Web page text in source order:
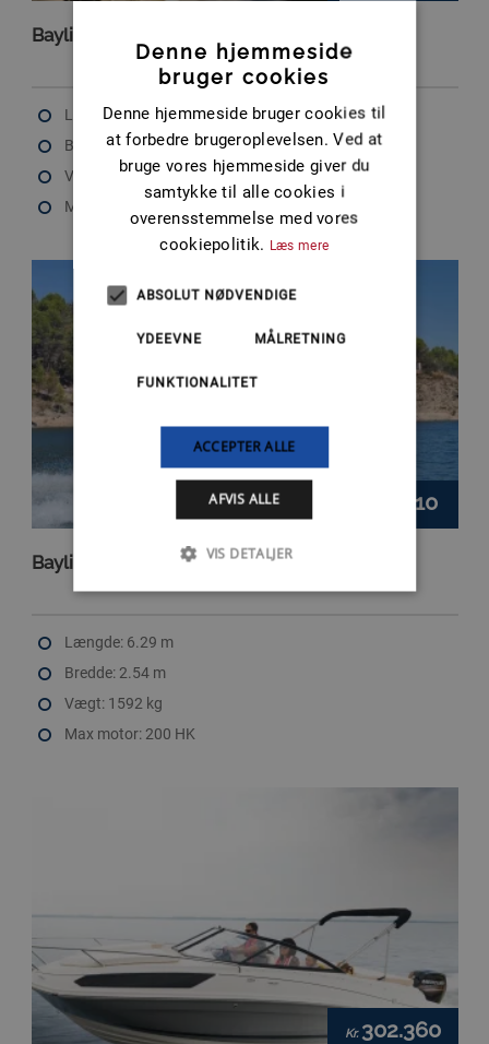
Bayliner VR5 OB
Længde: 6.23 m
Bredde: 2.44 m
Vægt: 1450 kg
Max motor: 200 HK
251.510
Bayliner V20 OB
Længde: 6.29 m
Bredde: 2.54 m
Vægt: 1592 kg
Max motor: 200 HK
Kr. 302.360
Denne hjemmeside
bruger cookies
Denne hjemmeside bruger cookies til
at forbedre brugeroplevelsen. Ved at
bruge vores hjemmeside giver du
samtykke til alle cookies i
overensstemmelse med vores
cookiepolitik. Læs mere
ABSOLUT NØDVENDIGE
YDEEVNE MÅLRETNING
FUNKTIONALITET
ACCEPTER ALLE
AFVIS ALLE
VIS DETALJER